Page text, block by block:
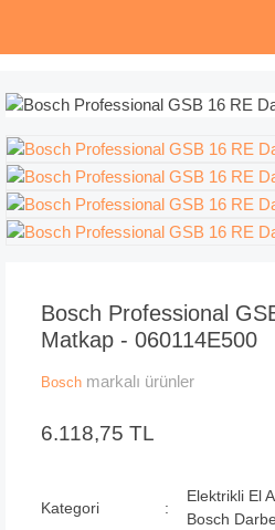
Bosch Professional
Matkap - 060114E500
Bosch markalı ürünler
6.118,75 TL
Kategori
Elektrikli El
Bosch